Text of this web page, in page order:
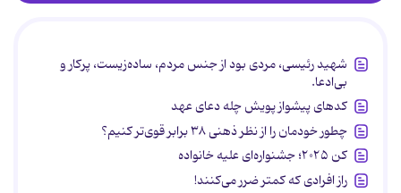
شهید رئیسی، مردی بود از جنس مردم، ساده‌زیست، پرکار و
بی‌ادعا.
کدهای پیشواز پویش چله دعای عهد
چطور خودمان را از نظر ذهنی ۳۸ برابر قوی‌تر کنیم؟
کن ۲۰۲۵؛ جشنواره‌ای علیه خانواده
راز افرادی که کمتر ضرر می‌کنند!